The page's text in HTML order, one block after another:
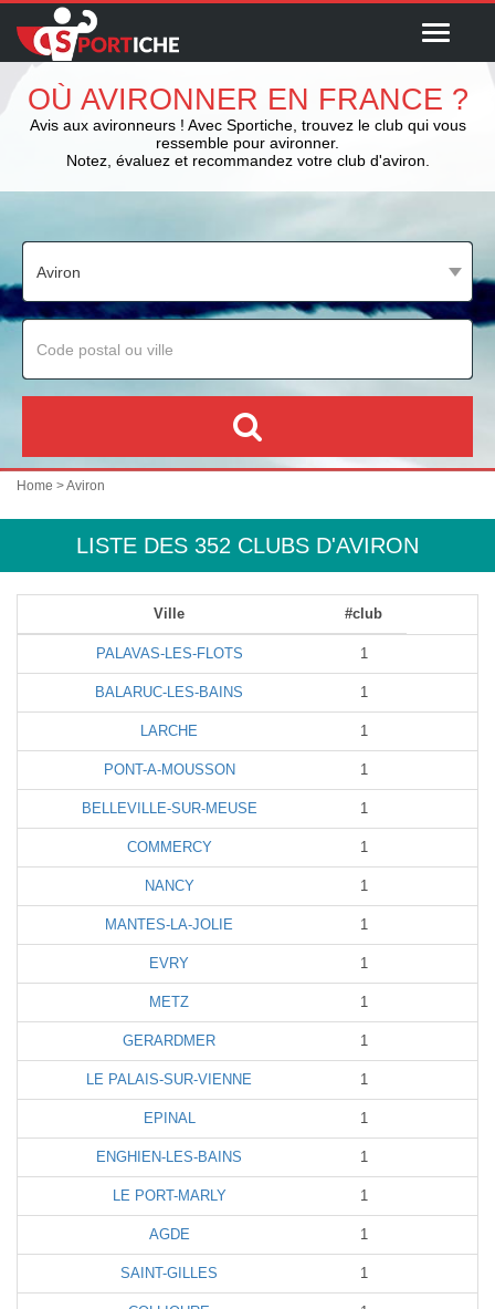
Menu
OÙ AVIRONNER EN FRANCE ?
Avis aux avironneurs ! Avec Sportiche, trouvez le club qui vous
ressemble pour avironner.
Notez, évaluez et recommandez votre club d'aviron.
Home > Aviron
LISTE DES 352 CLUBS D'AVIRON
Ville #club
PALAVAS-LES-FLOTS 1
BALARUC-LES-BAINS 1
LARCHE 1
PONT-A-MOUSSON 1
BELLEVILLE-SUR-MEUSE 1
COMMERCY 1
NANCY 1
MANTES-LA-JOLIE 1
EVRY 1
METZ 1
GERARDMER 1
LE PALAIS-SUR-VIENNE 1
EPINAL 1
ENGHIEN-LES-BAINS 1
LE PORT-MARLY 1
AGDE 1
SAINT-GILLES 1